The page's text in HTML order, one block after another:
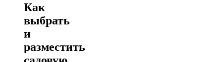
Как
выбрать
и
разместить